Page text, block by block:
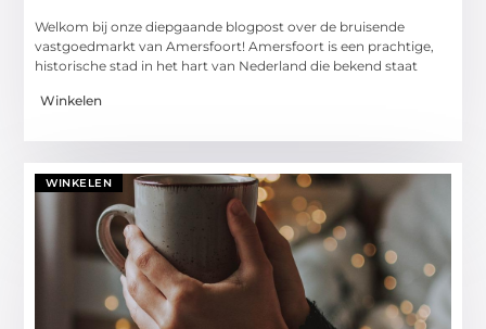
Welkom bij onze diepgaande blogpost over de bruisende
vastgoedmarkt van Amersfoort! Amersfoort is een prachtige,
historische stad in het hart van Nederland die bekend staat
Winkelen
WINKELEN